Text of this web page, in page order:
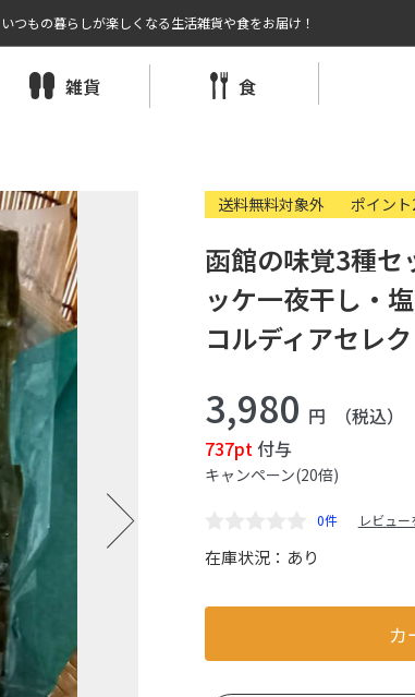
つもの暮らしが楽しくなる生活雑貨や食をお届け！
雑貨 食
送料無料対象外 ポイン
函館の味覚3種
ッケ一夜干し・
コルディアセレ
3,980 円
（税込）
737pt付与
キャンペーン(20倍)
0件 レビュー
在庫状況： あり
カ